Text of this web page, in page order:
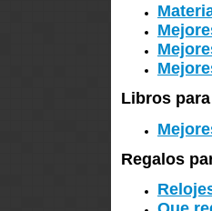
Libros
Regalos